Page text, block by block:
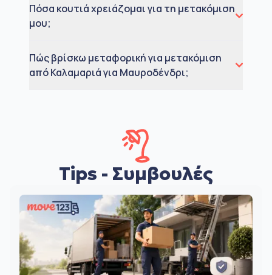
Πόσα κουτιά χρειάζομαι για τη μετακόμιση
μου;
Πώς βρίσκω μεταφορική για μετακόμιση
από Καλαμαριά για Μαυροδένδρι;
Tips - Συμβουλές